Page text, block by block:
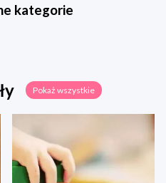
kategorie
Pokaż wszystkie